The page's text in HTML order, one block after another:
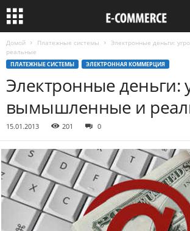
Домой Платежные системы
Электронные деньги:
реальные
ПЛАТЕЖНЫЕ СИСТЕМЫ ЭЛЕКТРОННАЯ КОММЕРЦИЯ
Электронные деньги:
вымышленные и
15.01.2013 201 0